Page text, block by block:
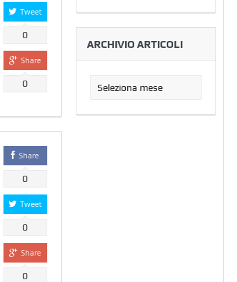
Tweet
0
Share
0
Share
0
Tweet
0
Share
0
ARCHIVIO ARTICOLI